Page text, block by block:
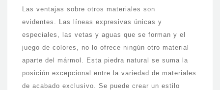
Las ventajas sobre otros materiales son
evidentes. Las líneas expresivas únicas y
especiales, las vetas y aguas que se forman y el
juego de colores, no lo ofrece ningún otro material
aparte del mármol. Esta piedra natural se suma la
posición excepcional entre la variedad de materiales
de acabado exclusivo. Se puede crear un estilo